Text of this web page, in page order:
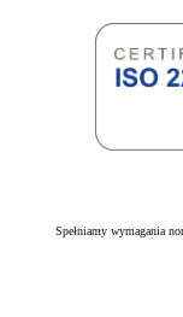
Spełniamy wymagania